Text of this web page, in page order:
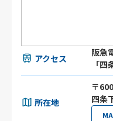
アクセス
阪急
「
所在地
〒
四条